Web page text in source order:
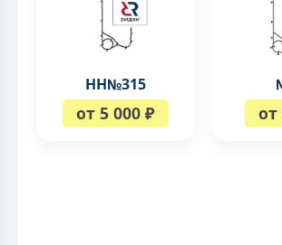
НН№315
от 5 000 ₽ от